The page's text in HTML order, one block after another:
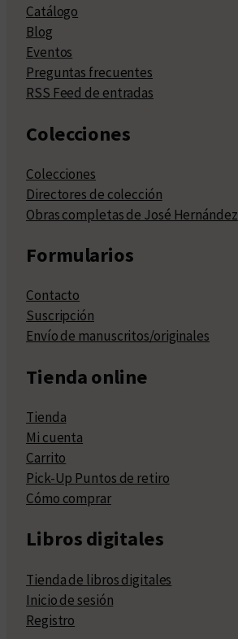
Catálogo
Blog
Eventos
Preguntas frecuentes
RSS Feed de entradas
Colecciones
Colecciones
Directores de colección
Obras completas de José Hernández
Formularios
Contacto
Suscripción
Envío de manuscritos/originales
Tienda online
Tienda
Mi cuenta
Carrito
Pick-Up Puntos de retiro
Cómo comprar
Libros digitales
Tienda de libros digitales
Inicio de sesión
Registro